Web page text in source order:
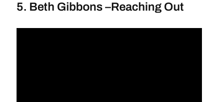
5. Beth Gibbons –Reaching Out